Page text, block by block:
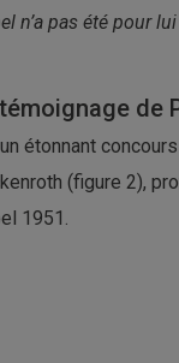
n’a pas été pour
de
étonnant
(figure 2),
1951.